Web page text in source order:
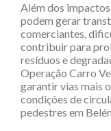
Além dos
podem gerar
comerciantes,
contribuir para
resíduos e
Operação Carro
garantir vias mais
condições de
pedestres em